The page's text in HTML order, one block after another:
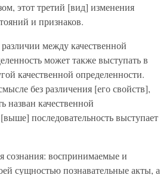
этот третий [вид] изменения
и признаков.
между качественной
может также выступать в
качественной определенности.
без различения [его свойств],
назван качественной
последовательность выступает
сознания: воспринимаемые и
сущностью познавательные акты, а